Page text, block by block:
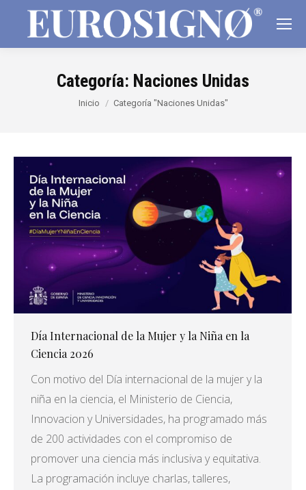
Categoría: Naciones Unidas
Estás aquí:
Inicio Categoría "Naciones Unidas"
Día Internacional de la Mujer y la Niña en la
Ciencia 2026
Con motivo del Día internacional de la mujer y la
niña en la ciencia, el Ministerio de Ciencia,
Innovacion y Universidades, ha programado más
de 200 actividades con el compromiso de
promover una ciencia más inclusiva y equitativa.
La programación incluye charlas, talleres,